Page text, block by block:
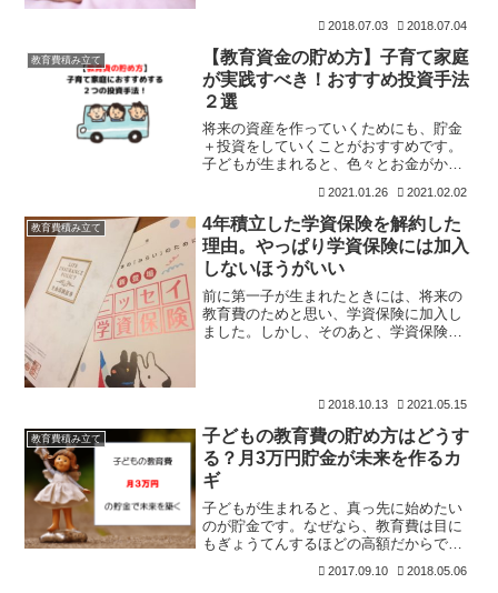
とこのデメリットを踏まえて、第2子の教
と考えています
2018.07.03 2018.07.04
教育費積み立て
【教育資金の貯め方】子育て家庭
が実践すべき！おすすめ投資手法
２選
将来の資産を作っていくためにも、貯金
＋投資をしていくことがおすすめです。
子どもが生まれると、色々とお金がかか
きいのは、子どもが大学生になる頃で
す。途中で私立に行くともっとお金はか
かりますが・・・。私が実践
2021.01.26 2021.02.02
教育費積み立て
4年積立した学資保険を解約した
理由。やっぱり学資保険には加入
しないほうがいい
前に第一子が生まれたときには、将来の
教育費のためと思い、学資保険に加入し
ました。しかし、そのあと、学資保険で
いと決め、現在は、貯金＋
2018.10.13 2021.05.15
教育費積み立て
子どもの教育費の貯め方はどうす
る？月3万円貯金が未来を作るカ
ギ
子どもが生まれると、真っ先に始めたい
のが貯金です。なぜなら、教育費は目に
もぎょうてんするほどの高額だからで
することで、かなり対策を取ることがで
2017.09.10 2018.05.06